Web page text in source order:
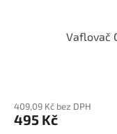
Vaflovač
409,09 Kč bez DPH
495 Kč